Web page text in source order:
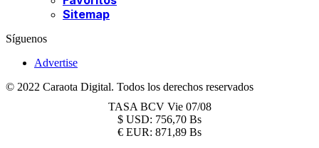
Sitemap
Síguenos
Advertise
© 2022 Caraota Digital. Todos los derechos reservados
TASA BCV Vie 07/08
$ USD: 756,70 Bs
€ EUR: 871,89 Bs